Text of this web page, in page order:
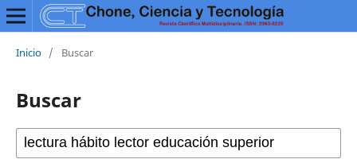
Inicio / Buscar
Buscar